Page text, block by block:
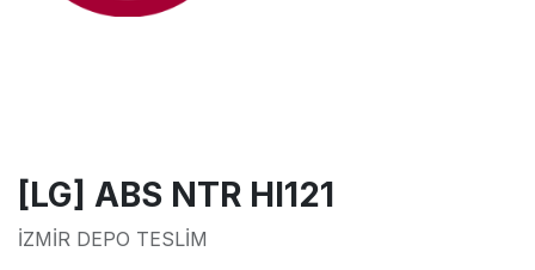
[LG] ABS NTR HI121
İZMİR DEPO TESLİM